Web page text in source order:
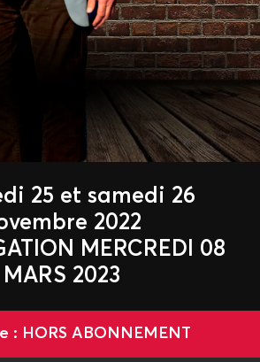
25 et samedi 26
2022
MERCREDI 08
MARS 2023
: HORS ABONNEMENT